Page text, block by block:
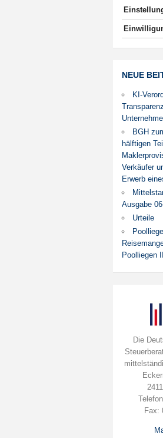
NEUE
KI-
BGH
hälftigen
Verkäufer
Erwerb
Ausgabe
Urteile
Poolliegen II
Die
Fax: